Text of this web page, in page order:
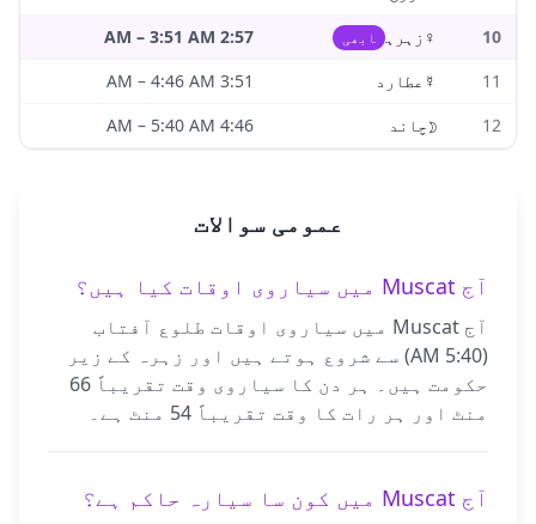
10
♀ زہرہ ابھی 2:57 AM
– 3:51 AM
11
☿ عطارد 3:51 AM
– 4:46 AM
12
☽چاند 4:46 AM
– 5:40 AM
عمومی سوالات
آج Muscat میں سیاروی اوقات کیا ہیں؟
آج Muscat میں سیاروی اوقات طلوع آفتاب
(5:40 AM) سے شروع ہوتے ہیں اور زہرہ کے زیر
حکومت ہیں۔ ہر دن کا سیاروی وقت تقریباً 66
منٹ اور ہر رات کا وقت تقریباً 54 منٹ ہے۔
آج Muscat میں کون سا سیارہ حاکم ہے؟